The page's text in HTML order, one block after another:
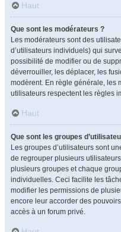
Haut
Que sont les modérateurs ?
Les modérateurs sont des
d’utilisateurs individuels) qui
possibilité de modifier ou de
déverrouiller, les déplacer, les
modèrent. En règle générale, les
utilisateurs respectent les règles
Haut
Que sont les groupes
Les groupes d’utilisateurs sont
de regrouper plusieurs
plusieurs groupes et chaque
individuelles. Ceci facilite les
modifier les permissions de
encore leur accorder des
accès à un forum privé.